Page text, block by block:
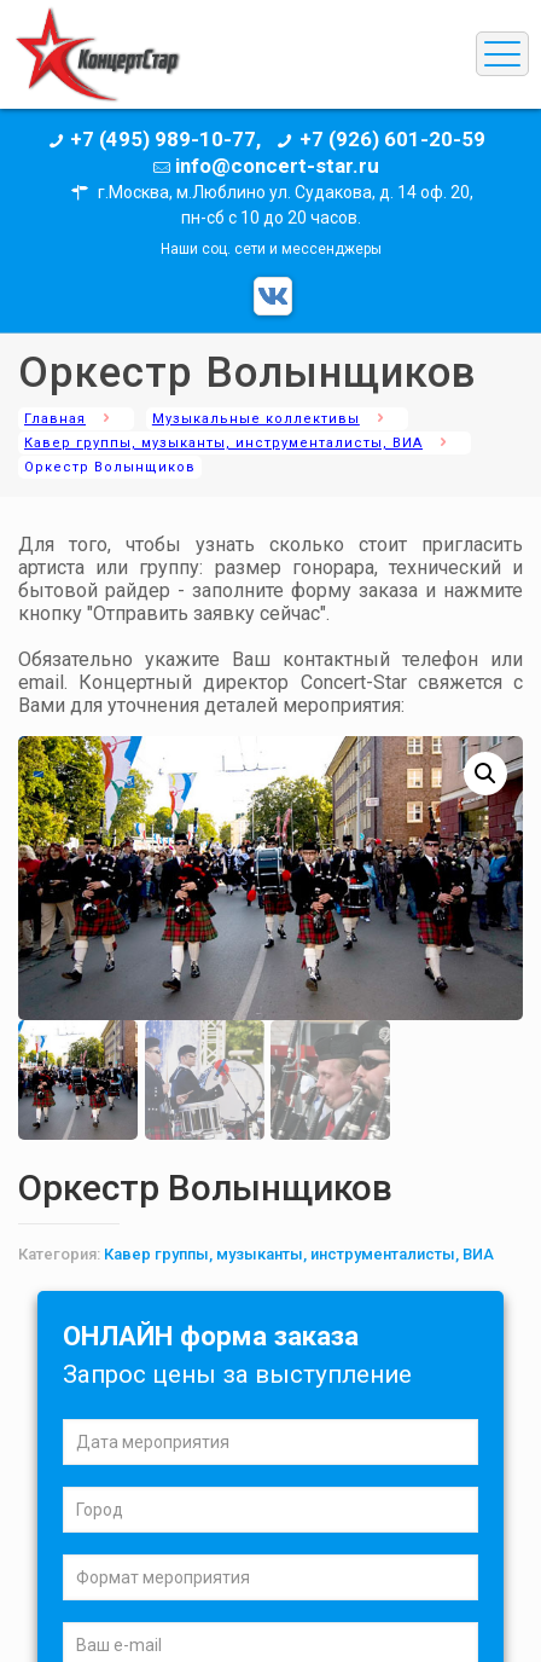
+7 (495) 989-10-77,
+7 (926) 601-20-59
info@concert-star.ru
г.Москва, м.Люблино ул. Судакова, д. 14 оф. 20,
пн-сб с 10 до 20 часов.
Наши соц. сети и мессенджеры
Оркестр Волынщиков
Главная
Музыкальные коллективы
Кавер группы, музыканты, инструменталисты, ВИА
Оркестр Волынщиков
Для того, чтобы узнать сколько стоит пригласить
артиста или группу: размер гонорара, технический и
бытовой райдер - заполните форму заказа и нажмите
кнопку "Отправить заявку сейчас".
Обязательно укажите Ваш контактный телефон или
email. Концертный директор Concert-Star свяжется с
Вами для уточнения деталей мероприятия:
Оркестр Волынщиков
Категория: Кавер группы, музыканты, инструменталисты, ВИА
ОНЛАЙН форма заказа
Запрос цены за выступление